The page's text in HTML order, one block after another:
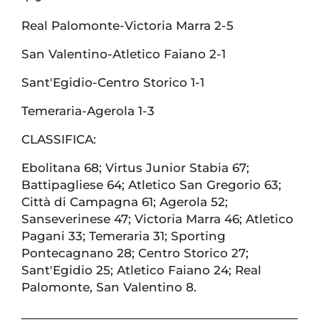
Real Palomonte-Victoria Marra 2-5
San Valentino-Atletico Faiano 2-1
Sant'Egidio-Centro Storico 1-1
Temeraria-Agerola 1-3
CLASSIFICA:
Ebolitana 68; Virtus Junior Stabia 67;
Battipagliese 64; Atletico San Gregorio 63;
Città di Campagna 61; Agerola 52;
Sanseverinese 47; Victoria Marra 46; Atletico
Pagani 33; Temeraria 31; Sporting
Pontecagnano 28; Centro Storico 27;
Sant'Egidio 25; Atletico Faiano 24; Real
Palomonte, San Valentino 8.